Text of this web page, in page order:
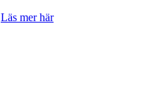
Läs mer här